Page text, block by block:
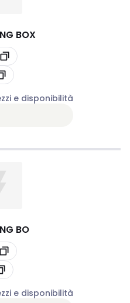
BOX
e disponibilità
BO
e disponibilità